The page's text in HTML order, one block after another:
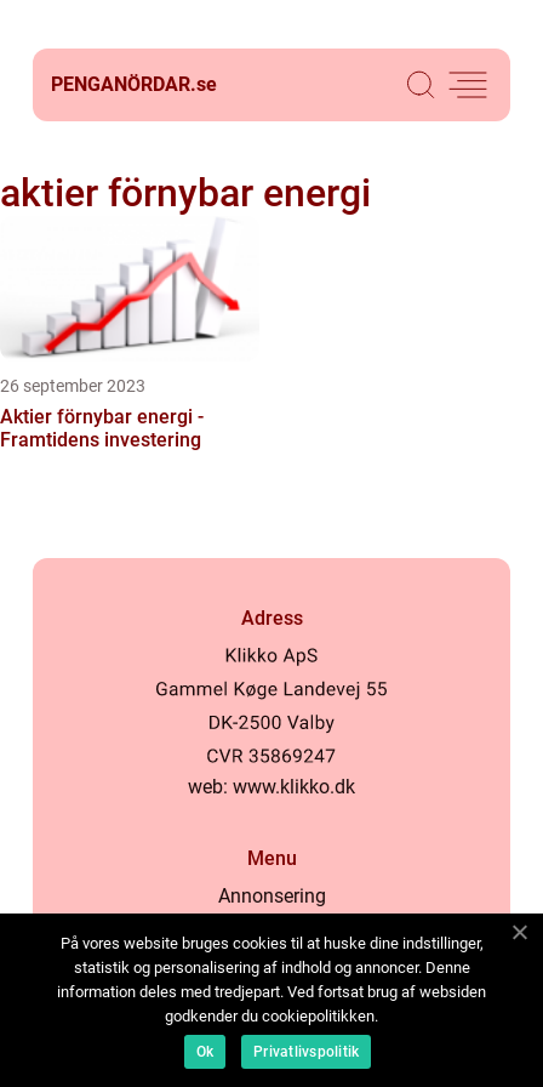
PENGANÖRDAR.se
aktier förnybar energi
26 september 2023
Aktier förnybar energi -
Framtidens investering
Adress
web: www.klikko.dk
Menu
Annonsering
Cookies
Kontakta oss
Sitemap
På vores website bruges cookies til at huske dine indstillinger,
statistik og personalisering af indhold og annoncer. Denne
information deles med tredjepart. Ved fortsat brug af websiden
godkender du cookiepolitikken.
Ok Privatlivspolitik